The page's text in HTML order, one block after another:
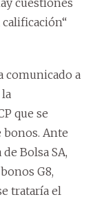
comunicado a
que se
bonos. Ante
Bolsa SA,
G8,
trataría el